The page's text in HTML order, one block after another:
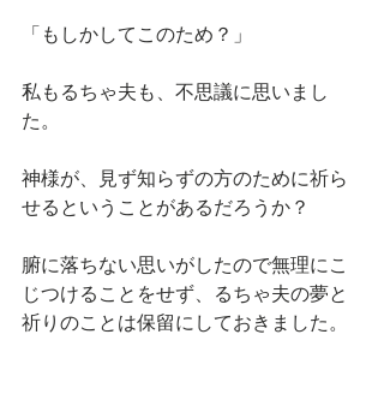
「もしかしてこのため？」
私もるちゃ夫も、不思議に思いまし
た。
神様が、見ず知らずの方のために祈ら
せるということがあるだろうか？
腑に落ちない思いがしたので無理にこ
じつけることをせず、るちゃ夫の夢と
祈りのことは保留にしておきました。